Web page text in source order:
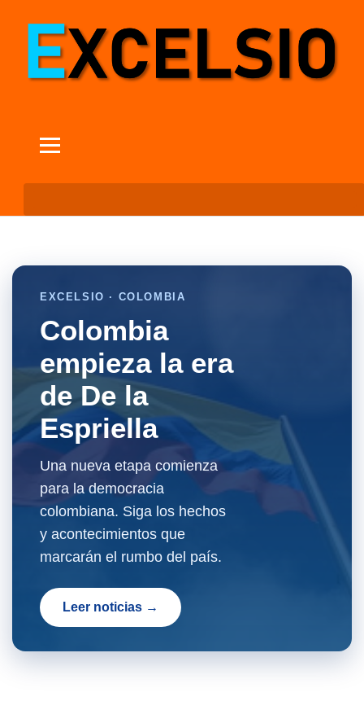
EXCELSIO · COLOMBIA
Colombia
empieza la era
de De la
Espriella
Una nueva etapa comienza
para la democracia
colombiana. Siga los hechos
y acontecimientos que
marcarán el rumbo del país.
Leer noticias →